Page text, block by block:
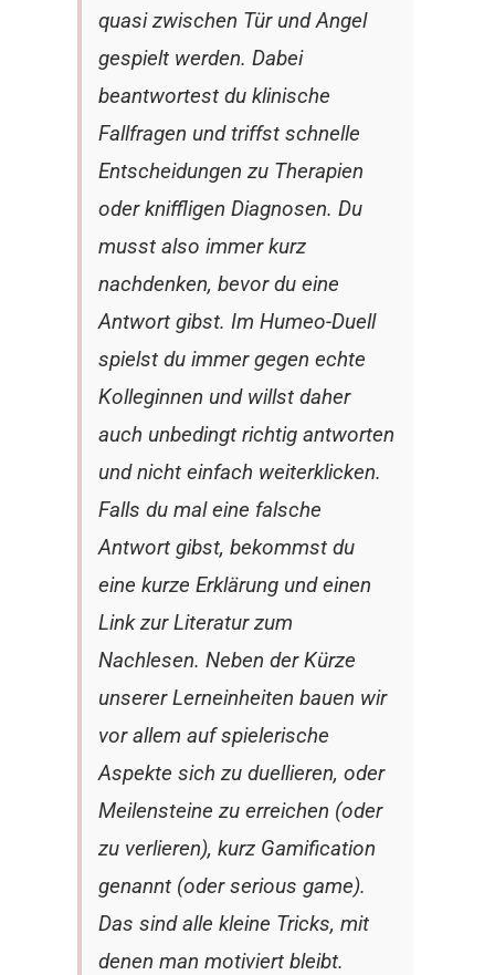
quasi zwischen Tür und Angel
gespielt werden. Dabei
beantwortest du klinische
Fallfragen und triffst schnelle
Entscheidungen zu Therapien
oder kniffligen Diagnosen. Du
musst also immer kurz
nachdenken, bevor du eine
Antwort gibst. Im Humeo-Duell
spielst du immer gegen echte
Kolleginnen und willst daher
auch unbedingt richtig antworten
und nicht einfach weiterklicken.
Falls du mal eine falsche
Antwort gibst, bekommst du
eine kurze Erklärung und einen
Link zur Literatur zum
Nachlesen. Neben der Kürze
unserer Lerneinheiten bauen wir
vor allem auf spielerische
Aspekte sich zu duellieren, oder
Meilensteine zu erreichen (oder
zu verlieren), kurz Gamification
genannt (oder serious game).
Das sind alle kleine Tricks, mit
denen man motiviert bleibt.